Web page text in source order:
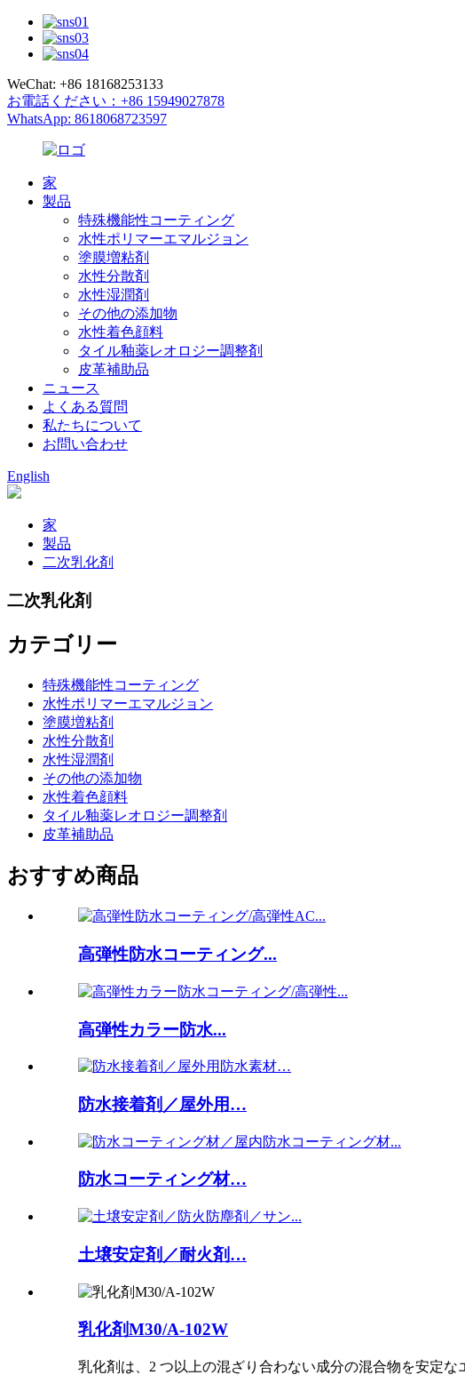
WeChat: +86 18168253133
お電話ください：+86 15949027878
WhatsApp: 8618068723597
家
製品
特殊機能性コーティング
水性ポリマーエマルジョン
塗膜増粘剤
水性分散剤
水性湿潤剤
その他の添加物
水性着色顔料
タイル釉薬レオロジー調整剤
皮革補助品
ニュース
よくある質問
私たちについて
お問い合わせ
English
家
製品
二次乳化剤
二次乳化剤
カテゴリー
特殊機能性コーティング
水性ポリマーエマルジョン
塗膜増粘剤
水性分散剤
水性湿潤剤
その他の添加物
水性着色顔料
タイル釉薬レオロジー調整剤
皮革補助品
おすすめ商品
高弾性防水コーティング...
高弾性カラー防水...
防水接着剤／屋外用…
防水コーティング材…
土壌安定剤／耐火剤…
乳化剤M30/A-102W
乳化剤は、2 つ以上の混ざり合わない成分の混合物を安定